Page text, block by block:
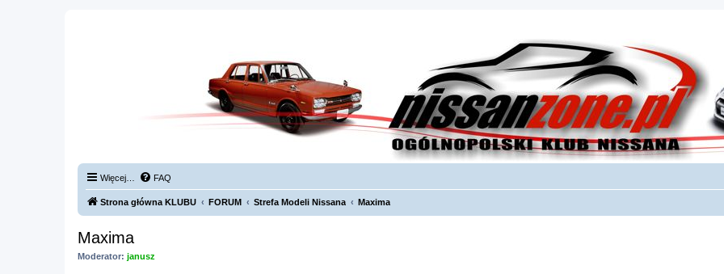
Więcej… FAQ
Strona główna KLUBU FORUM Strefa Modeli Nissana Maxima
Maxima
Moderator: janusz